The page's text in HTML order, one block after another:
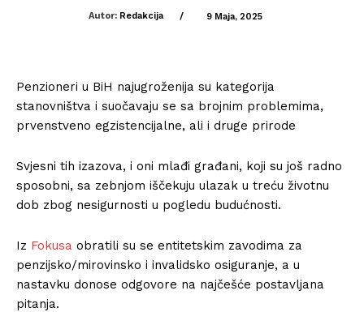
Autor: Redakcija / 9 Maja, 2025
Penzioneri u BiH najugroženija su kategorija
stanovništva i suočavaju se sa brojnim problemima,
prvenstveno egzistencijalne, ali i druge prirode
Svjesni tih izazova, i oni mlađi građani, koji su još radno
sposobni, sa zebnjom iščekuju ulazak u treću životnu
dob zbog nesigurnosti u pogledu budućnosti.
Iz Fokusa obratili su se entitetskim zavodima za
penzijsko/mirovinsko i invalidsko osiguranje, a u
nastavku donose odgovore na najčešće postavljana
pitanja.